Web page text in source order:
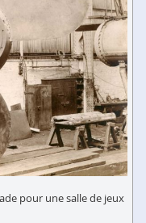
pour une salle de jeux